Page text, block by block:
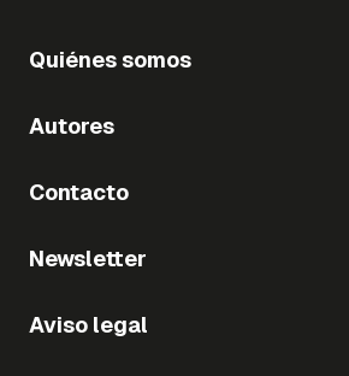
Quiénes somos
Autores
Contacto
Newsletter
Aviso legal